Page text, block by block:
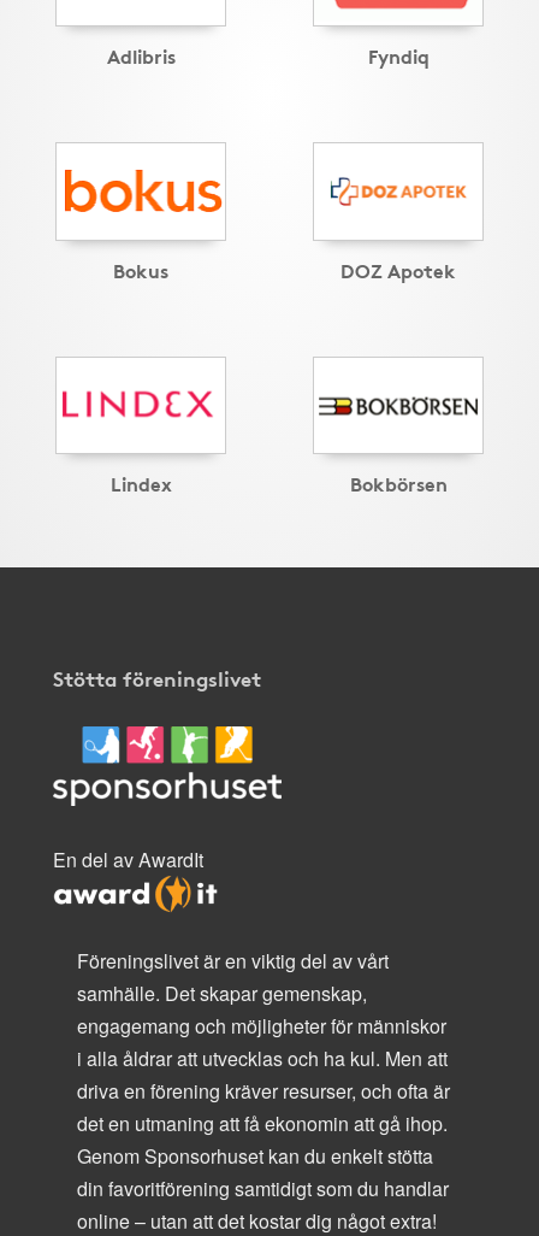
Adlibris Fyndiq
Bokus DOZ Apotek
Lindex Bokbörsen
Stötta föreningslivet
En del av AwardIt
Föreningslivet är en viktig del av vårt
samhälle. Det skapar gemenskap,
engagemang och möjligheter för människor
i alla åldrar att utvecklas och ha kul. Men att
driva en förening kräver resurser, och ofta är
det en utmaning att få ekonomin att gå ihop.
Genom Sponsorhuset kan du enkelt stötta
din favoritförening samtidigt som du handlar
online – utan att det kostar dig något extra!